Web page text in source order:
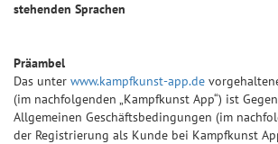
stehenden Sprachen
Präambel
Das unter www.kampfkunst-app.de
(im nachfolgenden „Kampfkunst App“) ist
Allgemeinen Geschäftsbedingungen (im
der Registrierung als Kunde bei Kampfkunst